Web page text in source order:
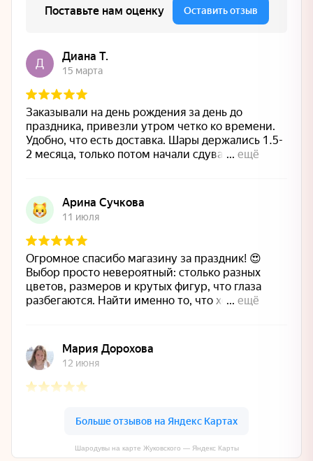
Шародувы на карте Жуковского — Яндекс Карты